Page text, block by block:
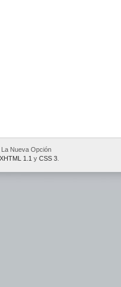
Nueva Opción
XHTML 1.1 y CSS 3